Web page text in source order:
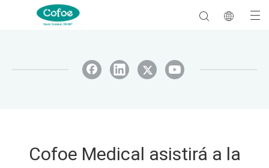
Cofoe Medical asistirá a la